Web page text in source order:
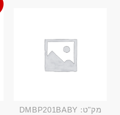
מק"ט: DMBP201BABY